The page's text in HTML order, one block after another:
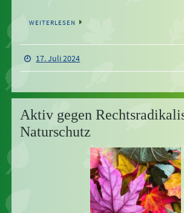
WEITERLESEN
17. Juli 2024
Aktiv gegen
Naturschutz